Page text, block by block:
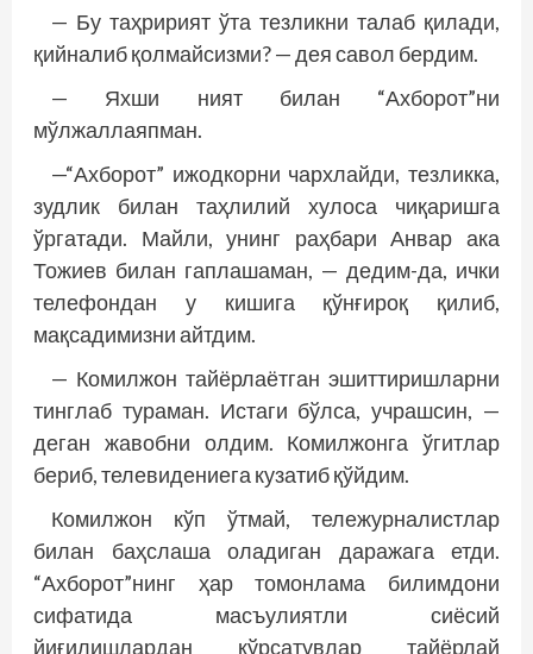
— Бу таҳририят ўта тезликни талаб қилади,
қийналиб қолмайсизми? — дея савол бердим.
— Яхши ният билан “Ахборот”ни
мўлжаллаяпман.
—“Ахборот” ижодкорни чархлайди, тезликка,
зудлик билан таҳлилий хулоса чиқаришга
ўргатади. Майли, унинг раҳбари Анвар ака
Тожиев билан гаплашаман, — дедим-да, ички
телефондан у кишига қўнғироқ қилиб,
мақсадимизни айтдим.
— Комилжон тайёрлаётган эшиттиришларни
тинглаб тураман. Истаги бўлса, учрашсин, —
деган жавобни олдим. Комилжонга ўгитлар
бериб, телевидениега кузатиб қўйдим.
Комилжон кўп ўтмай, тележурналистлар
билан баҳслаша оладиган даражага етди.
“Ахборот”нинг ҳар томонлама билимдони
сифатида масъулиятли сиёсий
йиғилишлардан кўрсатувлар тайёрлай